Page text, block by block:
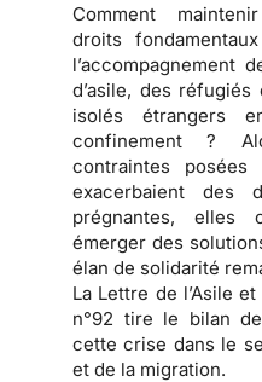
Comment
droits
l’accompagnement
d’asile, des
isolés étrangers
confinement ?
contraintes posées
exacerbaient des
prégnantes, elles
émerger des
élan de solidarité
La Lettre de l’Asile
n°92 tire le bilan
cette crise dans le
et de la migration.